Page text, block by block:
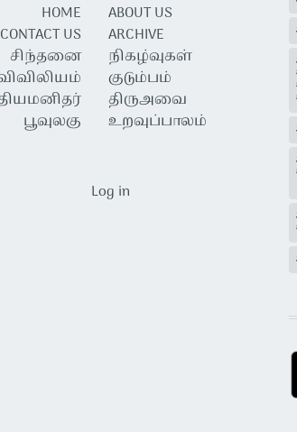
HOME
CONTACT US
சிந்தனை
பூவுலகு
ABOUT US
ARCHIVE
நிகழ்வுகள்
குடும்பம்
திருஅவை
உறவுப்பாலம்
Log in